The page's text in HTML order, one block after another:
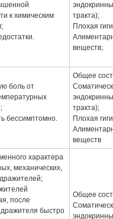
к химическим
тракта);
Плохая
веществ;
боль от
бессимптомно.
Общее
тракта);
Плохая
веществ
характера
механических,
после
быстро
Общее